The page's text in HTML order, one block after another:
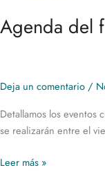
Agenda del
Deja un comentario /
Detallamos los eventos
se realizarán entre el
Leer más »